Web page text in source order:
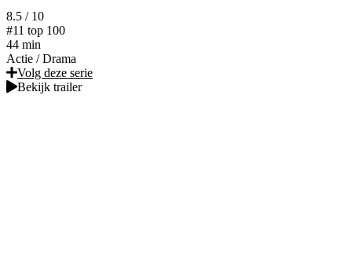
8.5 / 10
#11 top 100
44 min
Actie / Drama
Volg deze serie
Bekijk trailer